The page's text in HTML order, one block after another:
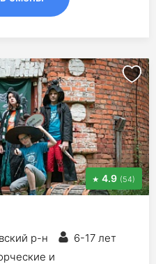
4.9 (54)
р-н
6-17 лет
и